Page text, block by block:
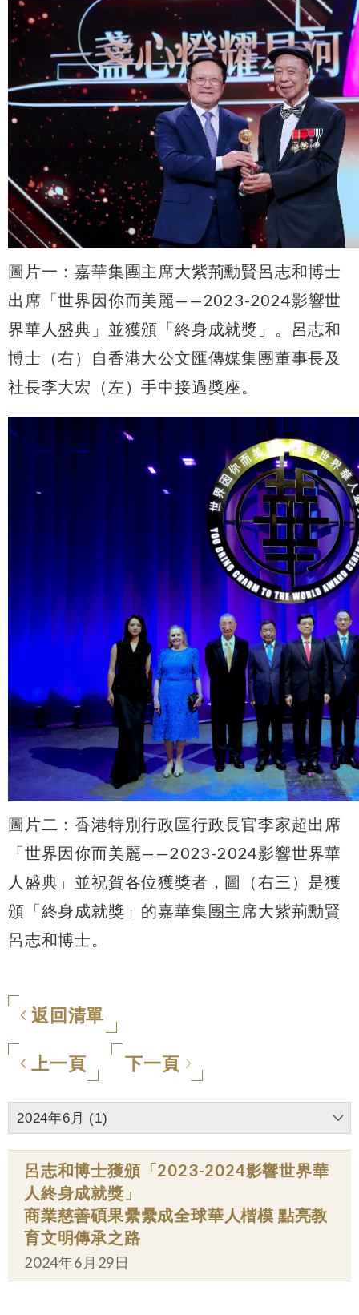
圖片一：嘉華集團主席大紫荊勳賢呂志和博士
出席「世界因你而美麗——2023-2024影響世
界華人盛典」並獲頒「終身成就獎」。呂志和
博士（右）自香港大公文匯傳媒集團董事長及
社長李大宏（左）手中接過獎座。
圖片二：香港特別行政區行政長官李家超出席
「世界因你而美麗——2023-2024影響世界華
人盛典」並祝賀各位獲獎者，圖（右三）是獲
頒「終身成就獎」的嘉華集團主席大紫荊勳賢
呂志和博士。
返回清單
上一頁 下一頁
2024年6月 (1)
呂志和博士獲頒「2023-2024影響世界華
人終身成就獎」
商業慈善碩果纍纍成全球華人楷模 點亮教
育文明傳承之路
2024年6月29日